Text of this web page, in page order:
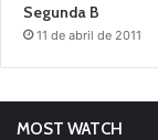
Segunda B
11 de abril de 2011
MOST WATCH